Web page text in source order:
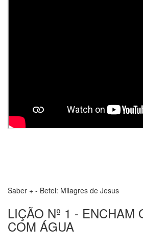
Saber + - Betel: Milagres de Jesus
LIÇÃO Nº 1 - ENCHAM
COM ÁGUA